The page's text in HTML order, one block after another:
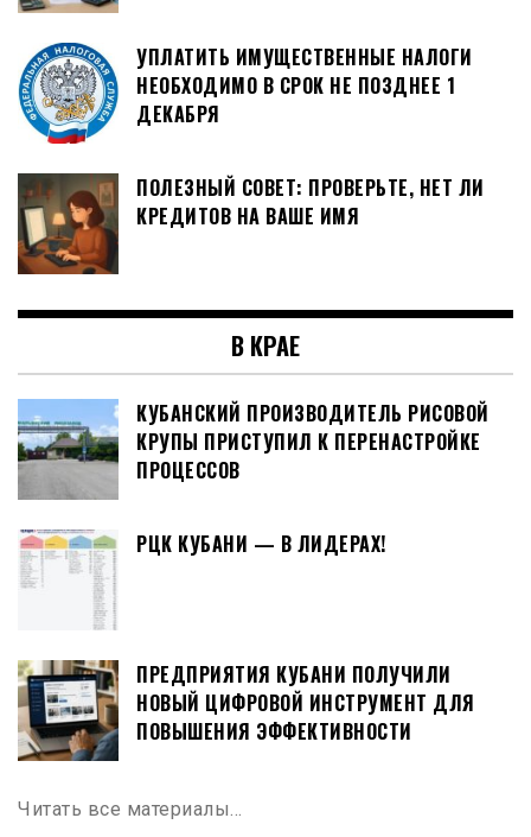
УПЛАТИТЬ ИМУЩЕСТВЕННЫЕ НАЛОГИ
НЕОБХОДИМО В СРОК НЕ ПОЗДНЕЕ 1
ДЕКАБРЯ
ПОЛЕЗНЫЙ СОВЕТ: ПРОВЕРЬТЕ, НЕТ ЛИ
КРЕДИТОВ НА ВАШЕ ИМЯ
В КРАЕ
КУБАНСКИЙ ПРОИЗВОДИТЕЛЬ РИСОВОЙ
КРУПЫ ПРИСТУПИЛ К ПЕРЕНАСТРОЙКЕ
ПРОЦЕССОВ
РЦК КУБАНИ — В ЛИДЕРАХ!
ПРЕДПРИЯТИЯ КУБАНИ ПОЛУЧИЛИ
НОВЫЙ ЦИФРОВОЙ ИНСТРУМЕНТ ДЛЯ
ПОВЫШЕНИЯ ЭФФЕКТИВНОСТИ
Читать все материалы…